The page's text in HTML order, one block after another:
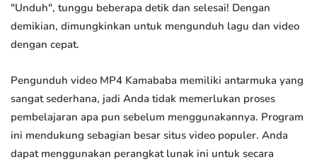
"Unduh", tunggu beberapa detik dan selesai! Dengan
demikian, dimungkinkan untuk mengunduh lagu dan video
dengan cepat.
Pengunduh video MP4 Kamababa memiliki antarmuka yang
sangat sederhana, jadi Anda tidak memerlukan proses
pembelajaran apa pun sebelum menggunakannya. Program
ini mendukung sebagian besar situs video populer. Anda
dapat menggunakan perangkat lunak ini untuk secara